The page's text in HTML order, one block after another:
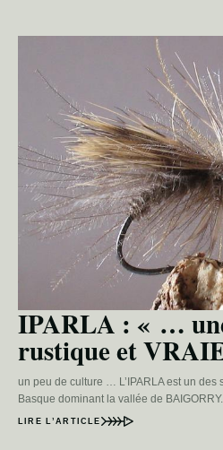
IPARLA : « …
rustique et
un peu de culture … L’IPARLA est un des
Basque dominant la vallée de
LIRE L’ARTICLE